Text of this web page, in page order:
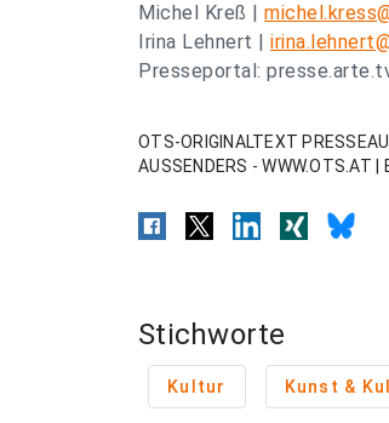
Michel Kreß |
Irina Lehnert |
Presseportal:
OTS-ORIGINALTEXT
AUSSENDERS - WWW.OTS.AT |
Stichworte
Kultur Kunst &